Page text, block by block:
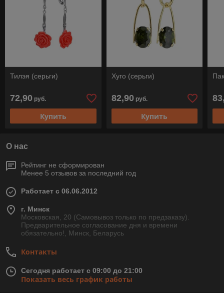
Тилэя (серьги)
72,90 руб.
Купить
Хуго (серьги)
82,90 руб.
Купить
О нас
Рейтинг не сформирован
Менее 5 отзывов за последний год
Работает с 06.06.2012
г. Минск
Московская, 20 (Самовывоз только по предзаказу).
Предварительное согласование дня и времени
обязательно!, Минск, Беларусь
Контакты
Сегодня работает с 09:00 до 21:00
Показать весь график работы